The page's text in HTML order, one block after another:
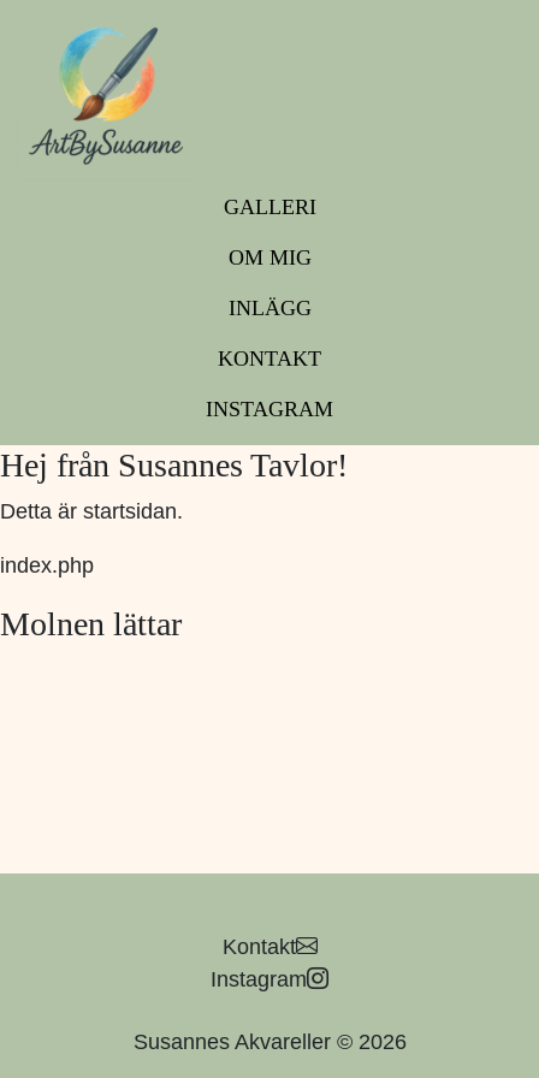
GALLERI
OM MIG
INLÄGG
KONTAKT
INSTAGRAM
Hej från Susannes Tavlor!
Detta är startsidan.
index.php
Molnen lättar
Kontakt
Instagram
Susannes Akvareller © 2026